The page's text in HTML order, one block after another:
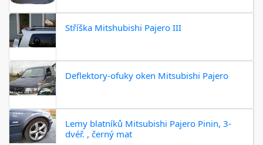
Stříška Mitshubishi Pajero III
Deflektory-ofuky oken Mitsubishi Pajero
Lemy blatníků Mitsubishi Pajero Pinin, 3-
dvéř. , černý mat